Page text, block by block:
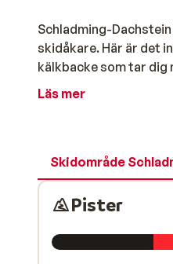
Schladming-
skidåkare. Här är det
kälkbacke som tar dig
har öppet hela natten.
Från Schladming-
snökanonerna och
Skidorter för alla
Schladming-
största i området är
Läs mer
Skidområde
Pister